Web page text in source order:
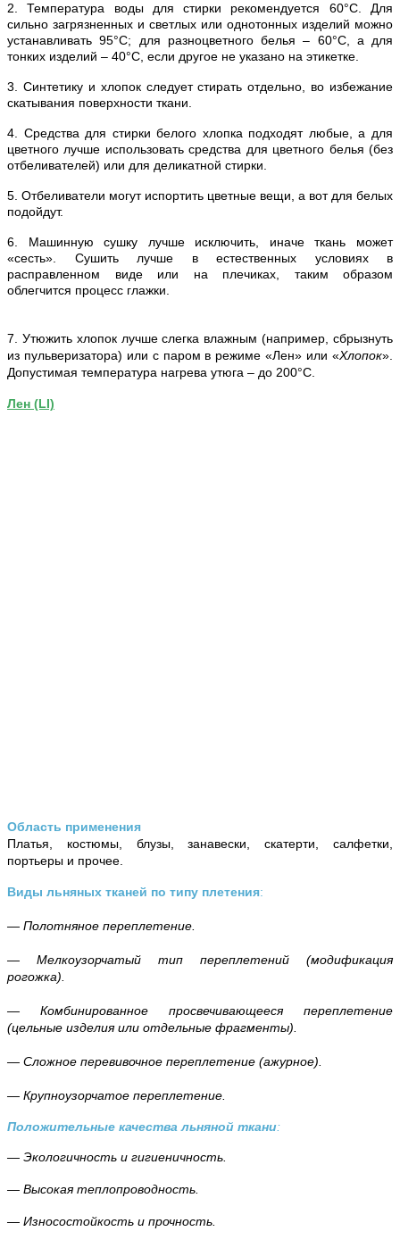
2. Температура воды для стирки рекомендуется 60°С. Для
сильно загрязненных и светлых или однотонных изделий можно
устанавливать 95°С; для разноцветного белья – 60°С, а для
тонких изделий – 40°С, если другое не указано на этикетке.
3. Синтетику и хлопок следует стирать отдельно, во избежание
скатывания поверхности ткани.
4. Средства для стирки белого хлопка подходят любые, а для
цветного лучше использовать средства для цветного белья (без
отбеливателей) или для деликатной стирки.
5. Отбеливатели могут испортить цветные вещи, а вот для белых
подойдут.
6. Машинную сушку лучше исключить, иначе ткань может
«сесть». Сушить лучше в естественных условиях в
расправленном виде или на плечиках, таким образом
облегчится процесс глажки.
7. Утюжить хлопок лучше слегка влажным (например, сбрызнуть
из пульверизатора) или с паром в режиме «Лен» или «Хлопок».
Допустимая температура нагрева утюга – до 200°С.
Лен (LI)
Область применения
Платья, костюмы, блузы, занавески, скатерти, салфетки,
портьеры и прочее.
Виды льняных тканей по типу плетения:
— Полотняное переплетение.
— Мелкоузорчатый тип переплетений (модификация
рогожка).
— Комбинированное просвечивающееся переплетение
(цельные изделия или отдельные фрагменты).
— Сложное перевивочное переплетение (ажурное).
— Крупноузорчатое переплетение.
Положительные качества льняной ткани:
— Экологичность и гигиеничность.
— Высокая теплопроводность.
— Износостойкость и прочность.